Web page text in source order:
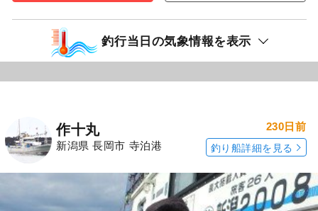
釣行当日の気象情報を表示
作十丸
新潟県 長岡市 寺泊港
230日前
釣り船詳細を見る